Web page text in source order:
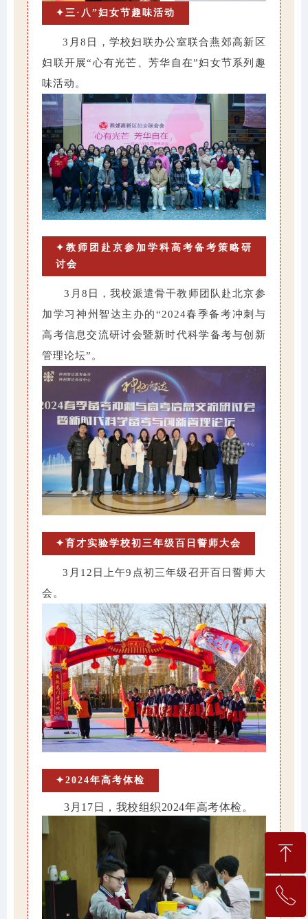
✦三·八”妇女节趣味活动
3月8日，学校妇联办公室联合燕郊高新区
妇联开展“心有光芒、芳华自在”妇女节系列趣
味活动。
✦教师团赴京参加学科高考备考策略研
讨会
3月8日，我校派遣骨干教师团队赴北京参
加学习神州智达主办的“2024春季备考冲刺与
高考信息交流研讨会暨新时代科学备考与创新
管理论坛”。
✦育才实验学校初三年级百日誓师大会
3月12日上午9点初三年级召开百日誓师大
会。
✦2024年高考体检
3月17日，我校组织2024年高考体检。
ꁸ
回到顶部
ꂅ